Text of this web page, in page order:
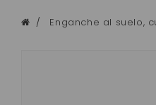
Enganche al suelo,